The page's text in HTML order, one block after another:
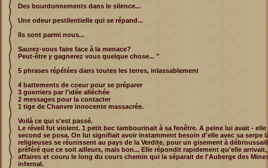
Des bourdonnements dans le silence...
Une odeur pestilentielle qui se répand...
Ils sont parmi nous...
Saurez-vous faire face à la menace?
Peut-être y gagnerez vous quelque chose... "
5 phrases répétées dans toutes les terres, inlassablement
4 battements de coeur pour se préparer
3 guerriers par l'idée alléchée
2 messages pour la contacter
1 tige de Chanvre innocente massacrée.
Voilà ce qui s'est passé.
Le réveil fut violent. 1 petit bec tambourinait à sa fenêtre. A peine lui avait -
second se posa. On lui signifiait avoir instamment besoin d'elle avec sa serpe
religieuses se réunissent au pays de la Verdite, pour un gisement à
préféré que ce soit ailleurs, mais bon... Elle répondit rapidement qu'elle
affaires et couru le long du cours chemin qui la séparait de l'Auberge des
infernal.